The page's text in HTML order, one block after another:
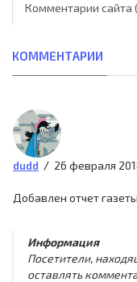
Комментарии сайта
КОММЕНТАРИИ
dudd 26 февраля
Добавлен отчет
Информация
Посетители,
оставлять